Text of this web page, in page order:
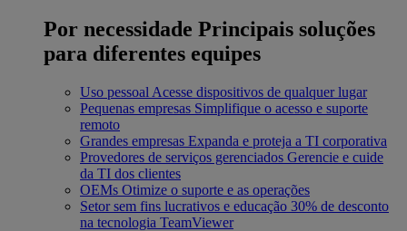
Por necessidade Principais soluções
para diferentes equipes
Uso pessoal Acesse dispositivos de qualquer lugar
Pequenas empresas Simplifique o acesso e suporte
remoto
Grandes empresas Expanda e proteja a TI corporativa
Provedores de serviços gerenciados Gerencie e cuide
da TI dos clientes
OEMs Otimize o suporte e as operações
Setor sem fins lucrativos e educação 30% de desconto
na tecnologia TeamViewer